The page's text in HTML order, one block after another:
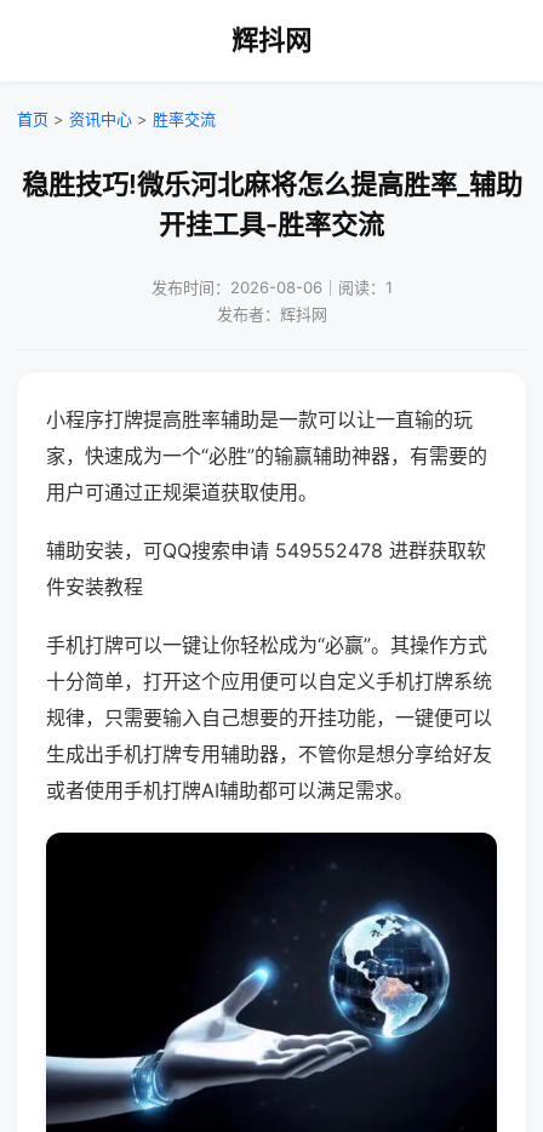
辉抖网
首页 > 资讯中心 > 胜率交流
稳胜技巧!微乐河北麻将怎么提高胜率_辅助
开挂工具-胜率交流
发布时间：2026-08-06｜阅读：1
发布者：辉抖网
小程序打牌提高胜率辅助是一款可以让一直输的玩
家，快速成为一个“必胜”的输赢辅助神器，有需要的
用户可通过正规渠道获取使用。
辅助安装，可QQ搜索申请 549552478 进群获取软
件安装教程
手机打牌可以一键让你轻松成为“必赢”。其操作方式
十分简单，打开这个应用便可以自定义手机打牌系统
规律，只需要输入自己想要的开挂功能，一键便可以
生成出手机打牌专用辅助器，不管你是想分享给好友
或者使用手机打牌AI辅助都可以满足需求。